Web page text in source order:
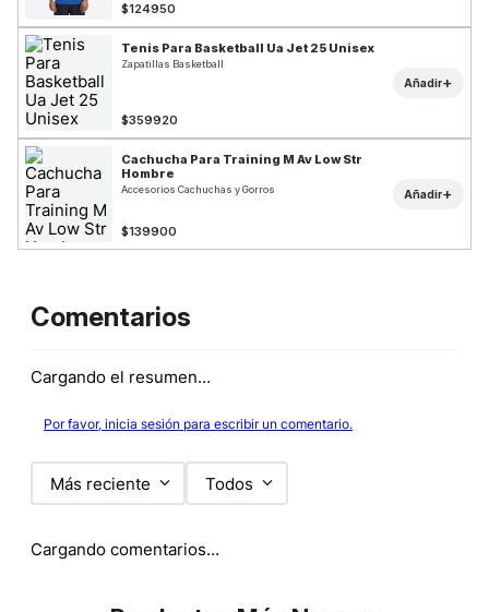
$124950
Tenis Para Basketball Ua Jet 25 Unisex
Zapatillas Basketball
$359920
Añadir+
Cachucha Para Training M Av Low Str
Hombre
Accesorios Cachuchas y Gorros
$139900
Añadir+
Comentarios
Cargando el resumen…
Por favor, inicia sesión para escribir un comentario.
Más reciente Todos
Cargando comentarios…